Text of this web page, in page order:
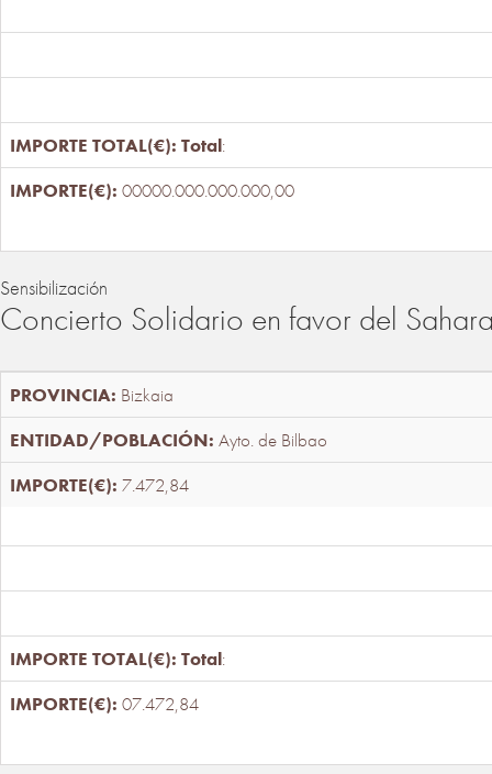
Total:
00000.000.000.000,00
Sensibilización
Concierto Solidario en favor del
Bizkaia
Ayto. de Bilbao
7.472,84
Total:
07.472,84